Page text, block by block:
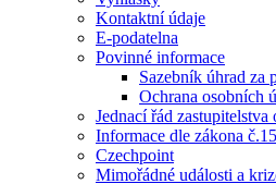
Kontaktní údaje
E-podatelna
Povinné informace
Sazebník úhrad za
Ochrana osobních
Jednací řád zastupitelstva
Informace dle zákona
Czechpoint
Mimořádné události a